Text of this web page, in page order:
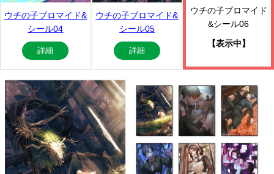
ウチの子ブロマイド&
シール04
詳細
ウチの子ブロマイド&
シール05
詳細
ウチの子ブロマイド
&シール06
【表示中】